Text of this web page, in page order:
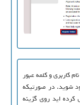
کاربری و کلمه عبور
شوید. در صورتیکه
کرده اید روی گزینه